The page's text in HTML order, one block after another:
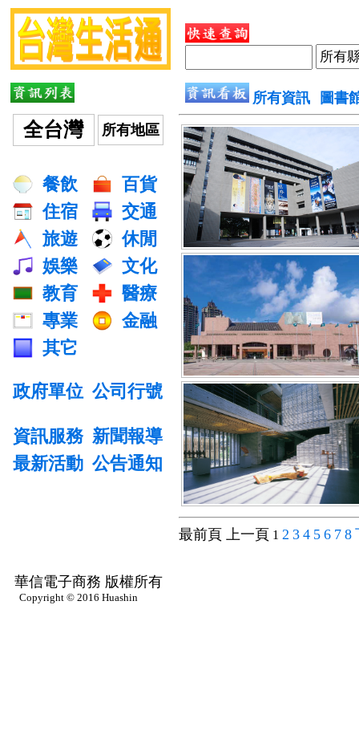
全台灣 所有地區
餐飲
百貨
住宿
交通
旅遊
休閒
娛樂
文化
教育
醫療
專業
金融
其它
政府單位 公司行號
資訊服務 新聞報導
最新活動 公告通知
所有資訊 圖書
最前頁 上一頁 1 2 3 4 5 6 7 8
華信電子商務 版權所有
Copyright © 2016 Huashin